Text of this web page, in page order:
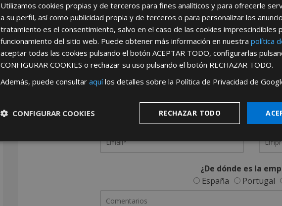
REGÍSTRATE PARA HACERTE
Desdeaquípodrá ver todas las
Rellene este formulario y nos pondremos en contacto
¿De dónde es la
España
Portugal
Utilizamos cookies propias y de terceros para fines analíticos y para ofrecerle
a su perfil, así como publicidad propia y de terceros o para personalizar los
tratamiento es el consentimiento, salvo en el caso de las cookies imprescindibles
funcionamiento del sitio web. Puede obtener más información en nuestra política
aceptar todas las cookies pulsando el botón ACEPTAR TODO, configurarlas
CONFIGURAR COOKIES o rechazar su uso pulsando el botón RECHAZAR TODO.
Además, puede consultar aquílos detalles sobre la Política de Privacidad de
RECHAZAR TODO
CONFIGURAR COOKIES